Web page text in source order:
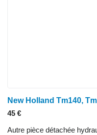
45 €
Autre pièce détachée